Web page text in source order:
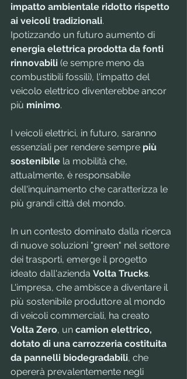
impatto ambientale ridotto rispetto
ai veicoli tradizionali.
Ipotizzando un futuro aumento di
energia elettrica prodotta da fonti
rinnovabili (e sempre meno da
combustibili fossili), l'impatto del
veicolo elettrico diventerebbe ancor
più minimo.
I veicoli elettrici, in futuro, saranno
essenziali per rendere sempre più
sostenibile la mobilità che,
attualmente, è responsabile
dell'inquinamento che caratterizza le
più grandi città del mondo.
In un contesto dominato dalla ricerca
di nuove soluzioni "green" nel settore
dei trasporti, emerge il progetto
ideato dall'azienda Volta Trucks.
L'impresa, che ambisce a diventare il
più sostenibile produttore al mondo
di veicoli commerciali, ha creato
Volta Zero, un camion elettrico,
dotato di una carrozzeria costituita
da pannelli biodegradabili, che
opererà prevalentemente negli